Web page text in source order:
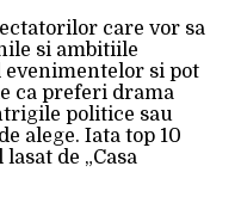
care vor sa
si ambitiile
si pot
ca preferi drama
politice sau
alege. Iata top 10
de „Casa